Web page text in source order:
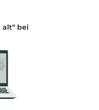
alt“ bei